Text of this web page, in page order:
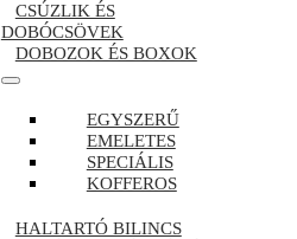
CSÚZLIK ÉS
DOBÓCSÖVEK
DOBOZOK ÉS BOXOK
EGYSZERŰ
EMELETES
SPECIÁLIS
KOFFEROS
HALTARTÓ BILINCS